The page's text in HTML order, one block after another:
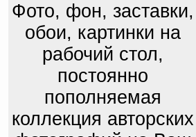
Фото, фон, заставки,
обои, картинки на
рабочий стол,
постоянно
пополняемая
коллекция авторских